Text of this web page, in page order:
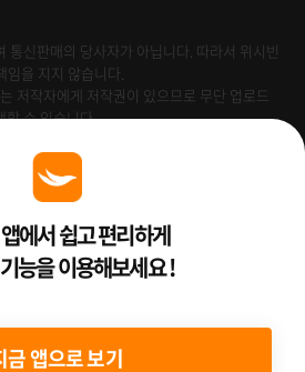
통신판매의 당사자가 아닙니다. 따라서 위시빈
을 지지 않습니다.
저작자에게 저작권이 있으므로 무단 업로드
할 수 있습니다.
에서 쉽고 편리하게
능을 이용해보세요 !
금 앱으로 보기